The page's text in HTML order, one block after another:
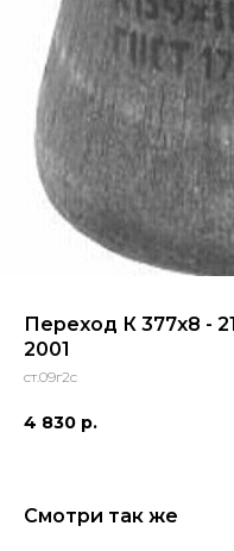
Переход К 377x8 -
2001
ст.09г2с
4 830 р.
Смотри так же